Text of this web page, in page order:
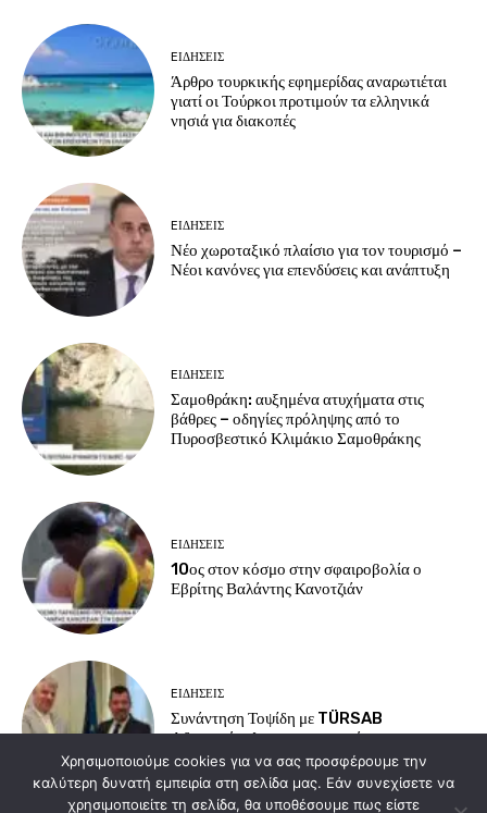
EΙΔΗΣΕΙΣ
Άρθρο τουρκικής εφημερίδας αναρωτιέται
γιατί οι Τούρκοι προτιμούν τα ελληνικά
νησιά για διακοπές
EΙΔΗΣΕΙΣ
Νέο χωροταξικό πλαίσιο για τον τουρισμό –
Νέοι κανόνες για επενδύσεις και ανάπτυξη
EΙΔΗΣΕΙΣ
Σαμοθράκη: αυξημένα ατυχήματα στις
βάθρες – οδηγίες πρόληψης από το
Πυροσβεστικό Κλιμάκιο Σαμοθράκης
EΙΔΗΣΕΙΣ
10ος στον κόσμο στην σφαιροβολία ο
Εβρίτης Βαλάντης Κανοτζιάν
EΙΔΗΣΕΙΣ
Συνάντηση Τοψίδη με TÜRSAB
Αδριανούπολης για τουρισμό και
συνοριακές υποδομές
Χρησιμοποιούμε cookies για να σας προσφέρουμε την
καλύτερη δυνατή εμπειρία στη σελίδα μας. Εάν συνεχίσετε να
χρησιμοποιείτε τη σελίδα, θα υποθέσουμε πως είστε